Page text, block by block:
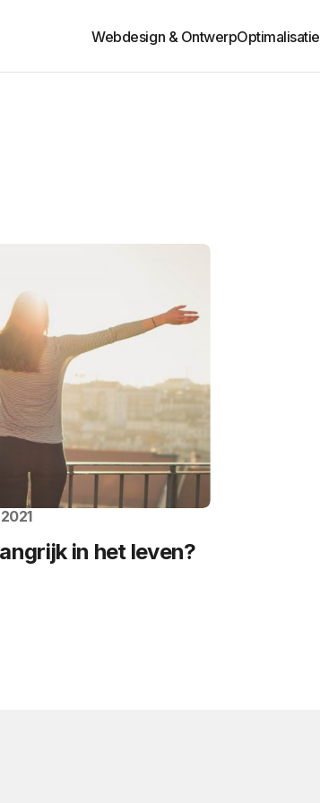
Webdesign & OntwerpOptimalisatie
in het leven?